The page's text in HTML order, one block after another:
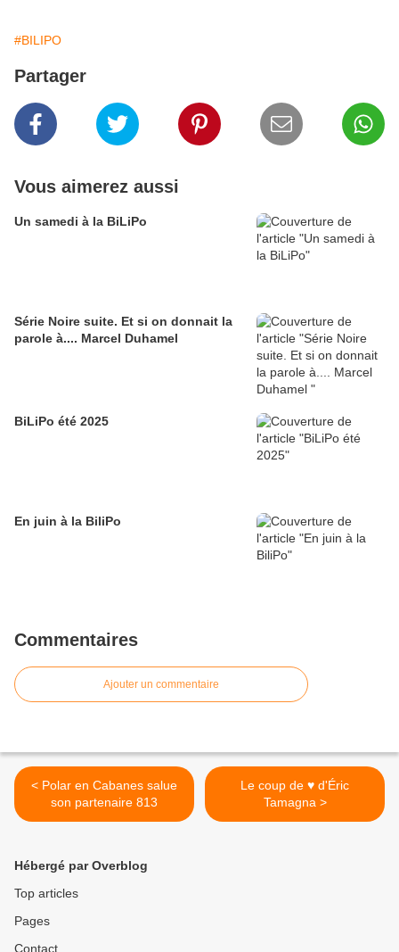
#BILIPO
Partager
Vous aimerez aussi
Un samedi à la BiLiPo
Série Noire suite. Et si on donnait la
parole à.... Marcel Duhamel
BiLiPo été 2025
En juin à la BiliPo
Commentaires
Ajouter un commentaire
< Polar en Cabanes salue
son partenaire 813
Le coup de ♥ d'Éric
Tamagna >
Hébergé par Overblog
Top articles
Pages
Contact